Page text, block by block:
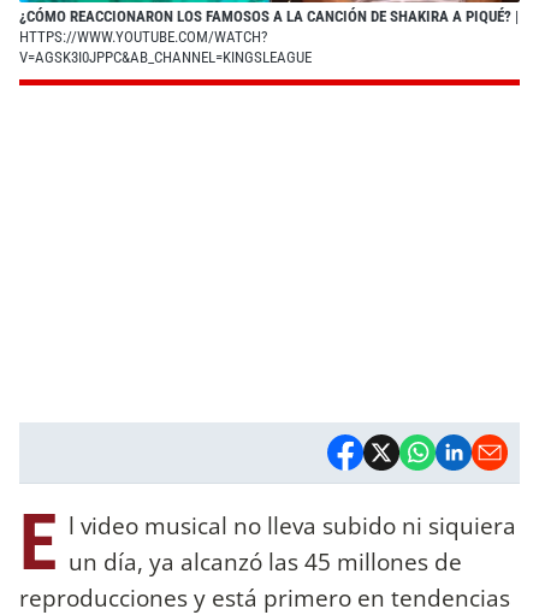
¿CÓMO REACCIONARON LOS FAMOSOS A LA CANCIÓN DE SHAKIRA A PIQUÉ? |
HTTPS://WWW.YOUTUBE.COM/WATCH?
V=AGSK3I0JPPC&AB_CHANNEL=KINGSLEAGUE
E l video musical no lleva subido ni siquiera
un día, ya alcanzó las 45 millones de
reproducciones y está primero en tendencias